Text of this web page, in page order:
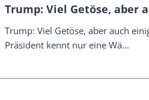
Trump: Viel Getöse, aber
Trump: Viel Getöse, aber auch
Präsident kennt nur eine Wä...